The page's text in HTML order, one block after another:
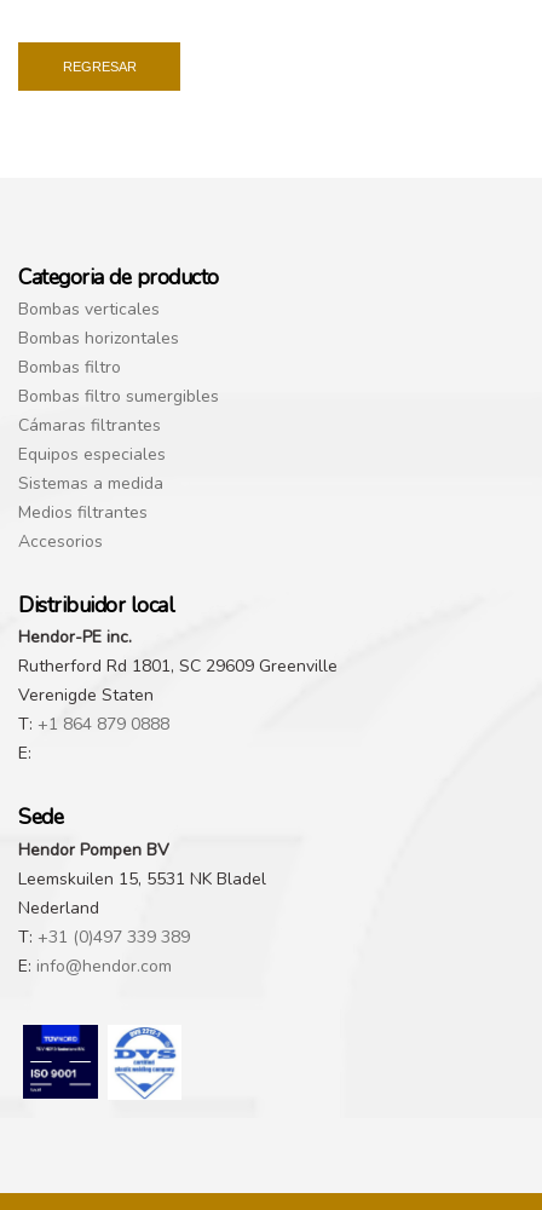
REGRESAR
Categoria de producto
Bombas verticales
Bombas horizontales
Bombas filtro
Bombas filtro sumergibles
Cámaras filtrantes
Equipos especiales
Sistemas a medida
Medios filtrantes
Accesorios
Distribuidor local
Hendor-PE inc.
Rutherford Rd 1801, SC 29609 Greenville
Verenigde Staten
T: +1 864 879 0888
E:
Sede
Hendor Pompen BV
Leemskuilen 15, 5531 NK Bladel
Nederland
T: +31 (0)497 339 389
E: info@hendor.com